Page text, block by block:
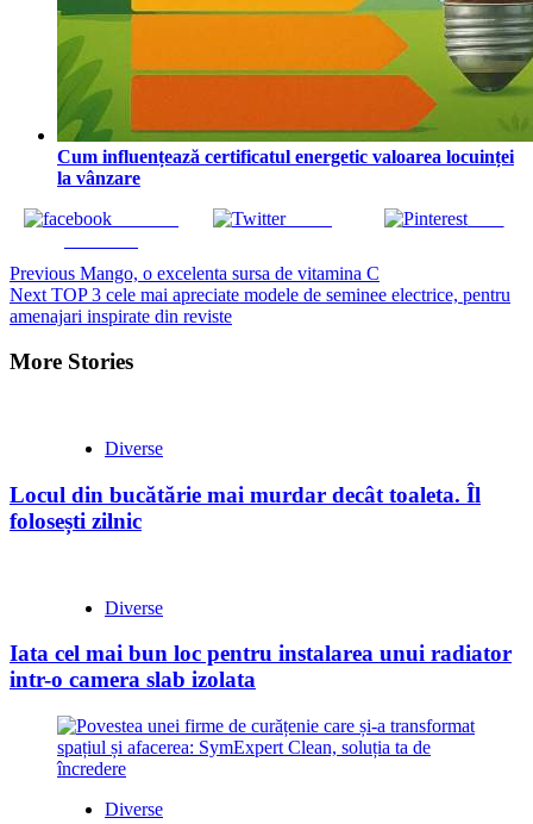
Cum influențează certificatul energetic valoarea locuinței
la vânzare
Tweet Save
Continue
Reading
Previous Mango, o excelenta sursa de vitamina C
Next TOP 3 cele mai apreciate modele de seminee electrice, pentru
amenajari inspirate din reviste
More Stories
Diverse
Locul din bucătărie mai murdar decât toaleta. Îl
folosești zilnic
Diverse
Iata cel mai bun loc pentru instalarea unui radiator
intr-o camera slab izolata
Diverse